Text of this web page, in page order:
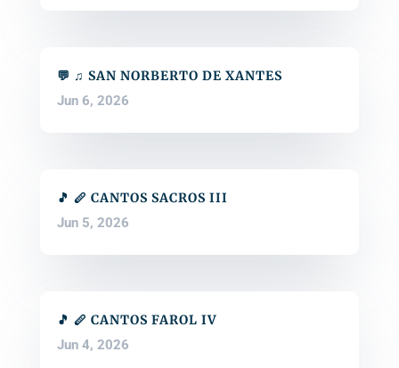
💬 ♫ SAN NORBERTO DE XANTES
Jun 6, 2026
🎵 🪈 CANTOS SACROS III
Jun 5, 2026
🎵 🪈 CANTOS FAROL IV
Jun 4, 2026